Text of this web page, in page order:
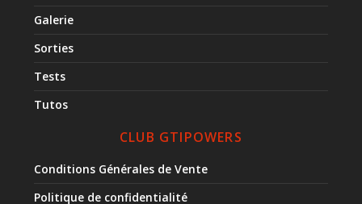
Galerie
Sorties
Tests
Tutos
CLUB GTIPOWERS
Conditions Générales de Vente
Politique de confidentialité